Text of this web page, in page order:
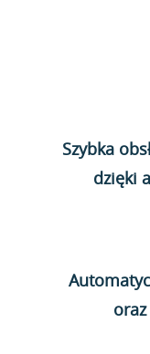
Szybka
dzięki